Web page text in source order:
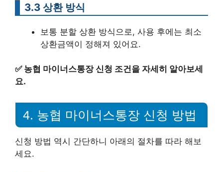
3.3 상환 방식
보통 분할 상환 방식으로, 사용 후에는 최소
상환금액이 정해져 있어요.
✅ 농협 마이너스통장 신청 조건을 자세히 알아보세
요.
4. 농협 마이너스통장 신청 방법
신청 방법 역시 간단하니 아래의 절차를 따라 해보
세요.